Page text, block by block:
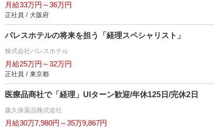
月給33万円～36万円
正社員 / 大阪府
パレスホテルの将来を担う「経理スペシャリスト」
株式会社パレスホテル
月給25万円～32万円
正社員 / 東京都
医療品商社で「経理」UIターン歓迎/年休125日/完休2日
森久保薬品株式会社
月給30万7,980円～35万9,867円